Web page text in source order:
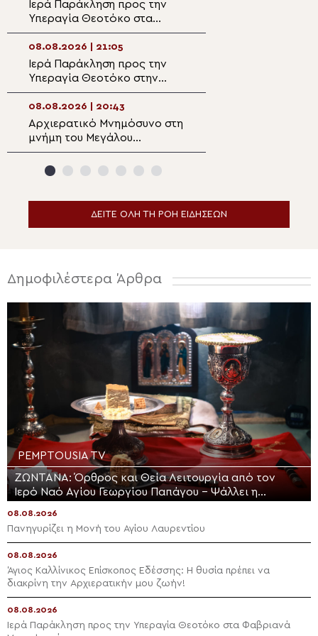
Ιερά Παράκληση προς την
Υπεραγία Θεοτόκο στα
Φαβριανά Μονοφατσίου
08.08.2026 | 21:05
Ιερά Παράκληση προς την
Υπεραγία Θεοτόκο στην
Πολυθέα Πεδιάδος
08.08.2026 | 20:43
Αρχιερατικό Μνημόσυνο στη
μνήμη του Μεγάλου
Ευεργέτου των Κυθήρων
Νικολάου Τριφύλλη
ΔΕΙΤΕ ΟΛΗ ΤΗ ΡΟΗ ΕΙΔΗΣΕΩΝ
Δημοφιλέστερα Άρθρα
PEMPTOUSIA TV
ΖΩΝΤΑΝΑ: Όρθρος και Θεία Λειτουργία από τον
Ιερό Ναό Αγίου Γεωργίου Παπάγου – Ψάλλει η
08.08.2026
Πανηγυρίζει η Μονή του Αγίου Λαυρεντίου
08.08.2026
Άγιος Καλλίνικος Επίσκοπος Εδέσσης: Η θυσία πρέπει να
διακρίνη την Αρχιερατικήν μου ζωήν!
08.08.2026
Ιερά Παράκληση προς την Υπεραγία Θεοτόκο στα Φαβριανά